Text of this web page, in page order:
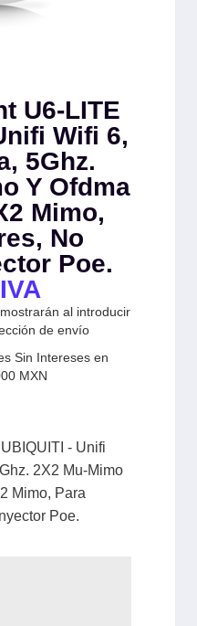
U6-LITE
Wifi 6,
5Ghz.
Y Ofdma
Mimo,
No
Poe.
al introducir
de envío
Sin Intereses en
MXN
- Unifi
2X2 Mu-Mimo
Mimo, Para
Poe.